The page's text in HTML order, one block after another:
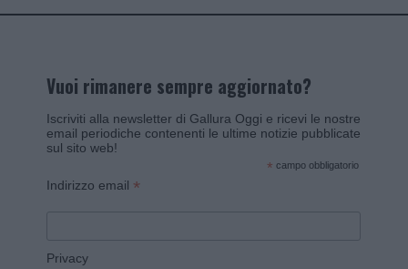
Vuoi rimanere sempre aggiornato?
Iscriviti alla newsletter di Gallura Oggi e ricevi le nostre
email periodiche contenenti le ultime notizie pubblicate
sul sito web!
* campo obbligatorio
Indirizzo email *
Privacy